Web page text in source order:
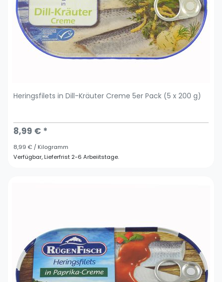
Heringsfilets in Dill-Kräuter Creme 5er Pack (5 x 200 g)
8,99 € *
8,99 € / Kilogramm
Verfügbar, Lieferfrist 2-6 Arbeiitstage.